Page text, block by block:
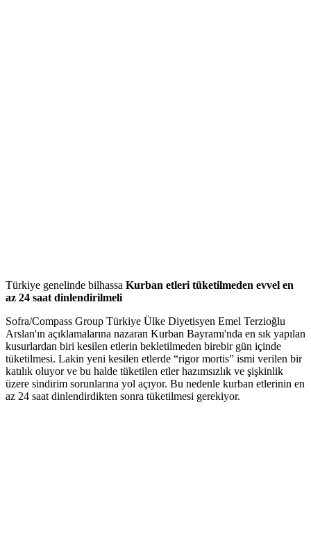
Türkiye genelinde bilhassa Kurban etleri tüketilmeden evvel en
az 24 saat dinlendirilmeli
Sofra/Compass Group Türkiye Ülke Diyetisyen Emel Terzioğlu
Arslan'ın açıklamalarına nazaran Kurban Bayramı'nda en sık yapılan
kusurlardan biri kesilen etlerin bekletilmeden birebir gün içinde
tüketilmesi. Lakin yeni kesilen etlerde “rigor mortis” ismi verilen bir
katılık oluyor ve bu halde tüketilen etler hazımsızlık ve şişkinlik
üzere sindirim sorunlarına yol açıyor. Bu nedenle kurban etlerinin en
az 24 saat dinlendirdikten sonra tüketilmesi gerekiyor.